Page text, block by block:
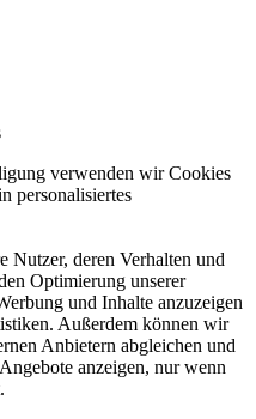
verwenden wir Cookies
personalisiertes
Nutzer, deren Verhalten und
Optimierung unserer
und Inhalte anzuzeigen
Außerdem können wir
Anbietern abgleichen und
anzeigen, nur wenn